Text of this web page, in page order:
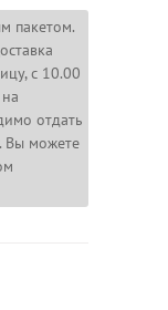
пакетом.
с 10.00
отдать
Вы можете